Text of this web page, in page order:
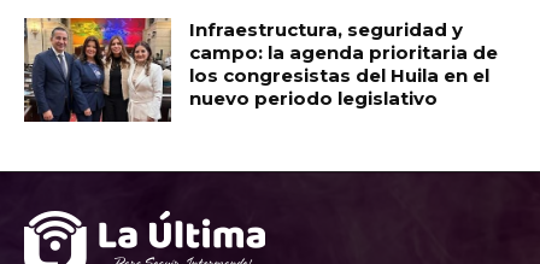
Infraestructura, seguridad y
campo: la agenda prioritaria de
los congresistas del Huila en el
nuevo periodo legislativo